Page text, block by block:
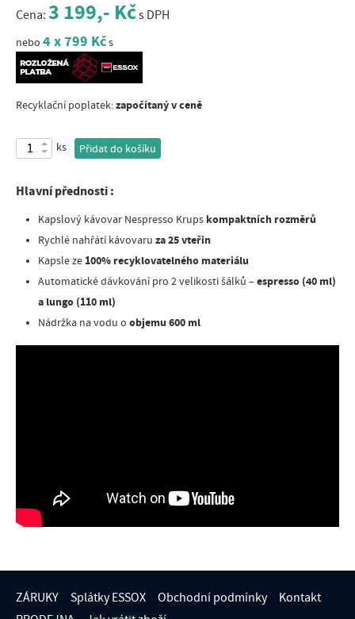
Cena: 3 199,- Kčs DPH
nebo 4 x 799 Kčs
Recyklační poplatek:započítaný v ceně
ks Přidat do košíku
Hlavní přednosti :
Kapslový kávovar Nespresso Krups kompaktních rozměrů
Rychlé nahřátí kávovaru za 25 vteřin
Kapsle ze 100% recyklovatelného materiálu
Automatické dávkování pro 2 velikosti šálků –espresso (40 ml)
a lungo (110 ml)
Nádržka na vodu o objemu 600 ml
ZÁRUKY Splátky ESSOX Obchodní podmínky
Kontakt